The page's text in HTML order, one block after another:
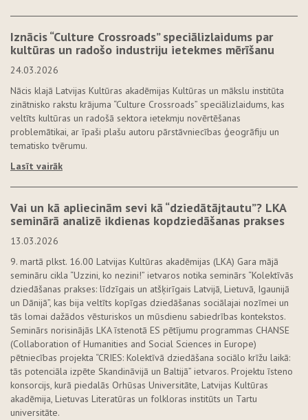
Iznācis “Culture Crossroads” speciālizlaidums par
kultūras un radošo industriju ietekmes mērīšanu
24.03.2026
Nācis klajā Latvijas Kultūras akadēmijas Kultūras un mākslu institūta
zinātnisko rakstu krājuma “Culture Crossroads” speciālizlaidums, kas
veltīts kultūras un radošā sektora ietekmju novērtēšanas
problemātikai, ar īpaši plašu autoru pārstāvniecības ģeogrāfiju un
tematisko tvērumu.
Lasīt vairāk
Vai un kā apliecinām sevi kā “dziedātājtautu”? LKA
seminārā analizē ikdienas kopdziedāšanas prakses
13.03.2026
9. martā plkst. 16.00 Latvijas Kultūras akadēmijas (LKA) Gara mājā
semināru cikla “Uzzini, ko nezini!” ietvaros notika seminārs “Kolektīvās
dziedāšanas prakses: līdzīgais un atšķirīgais Latvijā, Lietuvā, Igaunijā
un Dānijā”, kas bija veltīts kopīgas dziedāšanas sociālajai nozīmei un
tās lomai dažādos vēsturiskos un mūsdienu sabiedrības kontekstos.
Seminārs norisinājās LKA īstenotā ES pētījumu programmas CHANSE
(Collaboration of Humanities and Social Sciences in Europe)
pētniecības projekta “CRIES: Kolektīvā dziedāšana sociālo krīžu laikā:
tās potenciāla izpēte Skandināvijā un Baltijā” ietvaros. Projektu īsteno
konsorcijs, kurā piedalās Orhūsas Universitāte, Latvijas Kultūras
akadēmija, Lietuvas Literatūras un folkloras institūts un Tartu
universitāte.